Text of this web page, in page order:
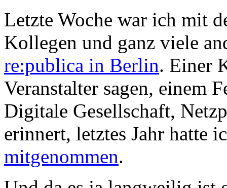
Letzte Woche war ich mit
Kollegen und ganz viele
re:publica in Berlin. Einer
Veranstalter sagen, einem
Digitale Gesellschaft,
erinnert, letztes Jahr hatte
mitgenommen.